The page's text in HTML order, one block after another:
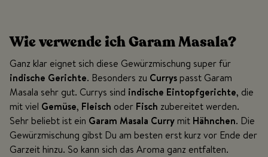
Wie verwende ich Garam Masala?
Ganz klar eignet sich diese Gewürzmischung super für
indische Gerichte. Besonders zu Currys passt Garam
Masala sehr gut. Currys sind indische Eintopfgerichte, die
mit viel Gemüse, Fleisch oder Fisch zubereitet werden.
Sehr beliebt ist ein Garam Masala Curry mit Hähnchen. Die
Gewürzmischung gibst Du am besten erst kurz vor Ende der
Garzeit hinzu. So kann sich das Aroma ganz entfalten.